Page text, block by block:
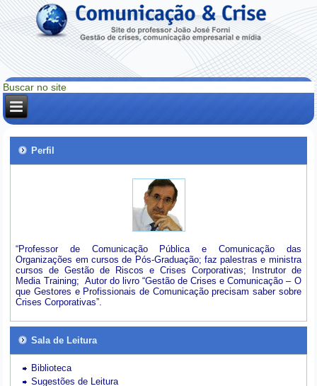
Perfil
“Professor de Comunicação Pública e Comunicação das
Organizações em cursos de Pós-Graduação; faz palestras e ministra
cursos de Gestão de Riscos e Crises Corporativas; Instrutor de
Media Training; Autor do livro “Gestão de Crises e Comunicação – O
que Gestores e Profissionais de Comunicação precisam saber sobre
Crises Corporativas”.
Sala de Leitura
Biblioteca
Sugestões de Leitura